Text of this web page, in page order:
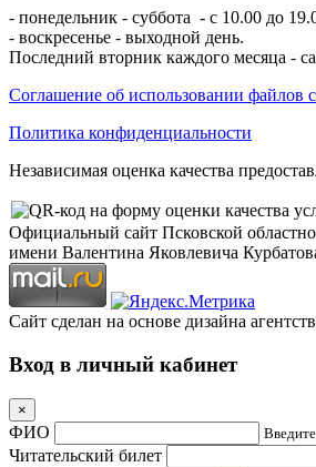
- понедельник - суббота - с 10.00 до
- воскресенье - выходной день.
Последний вторник каждого месяца -
Соглашение об использовании файлов
Политика конфиденциальности
Независимая оценка качества
Официальный сайт Псковской
имени Валентина Яковлевича
Сайт сделан на основе дизайна
Вход в личный кабинет
×
ФИО
Читательский билет